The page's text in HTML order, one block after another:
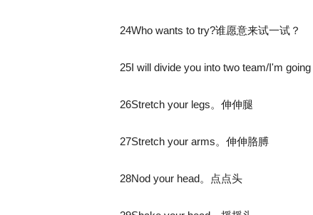
24Who wants to try?谁愿意来试一试？
25I will divide you into two team/I'm going
26Stretch your legs。伸伸腿
27Stretch your arms。伸伸胳膊
28Nod your head。点点头